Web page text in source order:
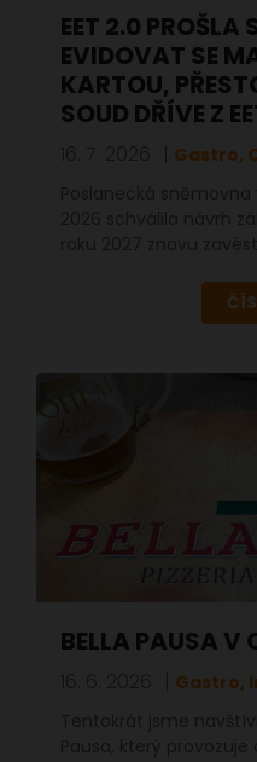
EET 2.0 PROŠLA
EVIDOVAT SE
KARTOU,
SOUD DŘÍVE Z
Gastro,
BELLA PAUSA V
Gastro,